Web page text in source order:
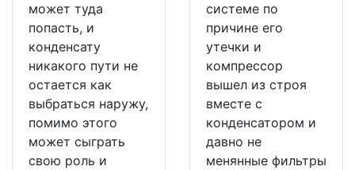
может туда
попасть, и
конденсату
никакого пути не
остается как
выбраться наружу,
помимо этого
может сыграть
свою роль и
системе по
причине его
утечки и
компрессор
вышел из строя
вместе с
конденсатором и
давно не
менянные фильтры